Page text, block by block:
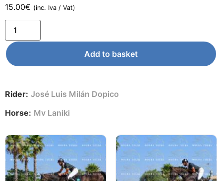
15.00€ (inc. Iva / Vat)
Add to basket
Rider: José Luis Milán Dopico
Horse: Mv Laniki